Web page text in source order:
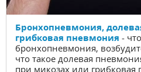
Бронхопневмония,
грибковая пневмония -
бронхопневмония,
что такое долевая
при микозах или грибковая